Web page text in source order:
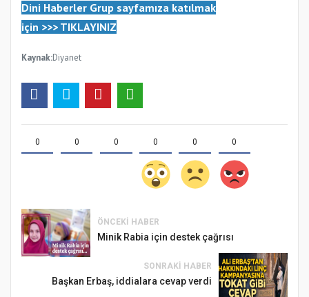
Dini Haberler Grup sayfamıza katılmak
için >>> TIKLAYINIZ
Kaynak:Diyanet
0 0 0 0 0 0
ÖNCEKI HABER
Minik Rabia için destek çağrısı
SONRAKI HABER
Başkan Erbaş, iddialara cevap verdi